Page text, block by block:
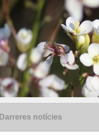
Darreres notícies